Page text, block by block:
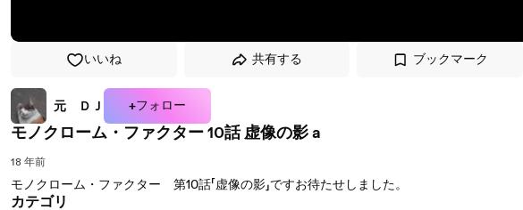
いいね 共有する ブックマーク
元 ＤＪ +フォロー
モノクローム・ファクター 10話 虚像の影 a
18 年前
モノクローム・ファクター 第10話「虚像の影」ですお待たせしました。
カテゴリ